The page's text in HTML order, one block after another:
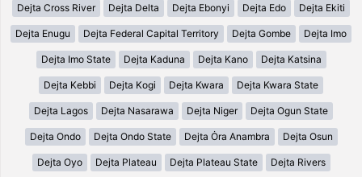
Dejta Cross River Dejta Delta Dejta Ebonyi Dejta Edo Dejta Ekiti
Dejta Enugu Dejta Federal Capital Territory Dejta Gombe Dejta Imo
Dejta Imo State Dejta Kaduna Dejta Kano Dejta Katsina
Dejta Kebbi Dejta Kogi Dejta Kwara Dejta Kwara State
Dejta Lagos Dejta Nasarawa Dejta Niger Dejta Ogun State
Dejta Ondo Dejta Ondo State Dejta Ȯra Anambra Dejta Osun
Dejta Oyo Dejta Plateau Dejta Plateau State Dejta Rivers